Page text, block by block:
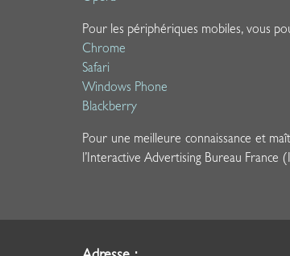
Pour les périphériques mobiles, vous
Chrome
Safari
Windows Phone
Blackberry
Pour une meilleure connaissance et
l’Interactive Advertising Bureau France